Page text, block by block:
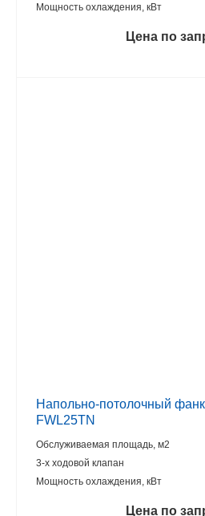
Мощность охлаждения, кВт
Цена по
Напольно-потолочный
FWL25TN
Обслуживаемая площадь, м2
3-х ходовой клапан
Мощность охлаждения, кВт
Цена по